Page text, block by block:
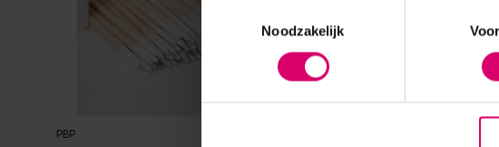
Noodzakelijk
PBP